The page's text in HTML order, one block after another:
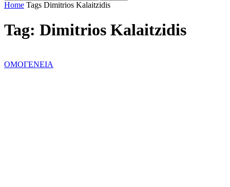
Home Tags Dimitrios Kalaitzidis
Tag: Dimitrios Kalaitzidis
ΟΜΟΓΕΝΕΙΑ